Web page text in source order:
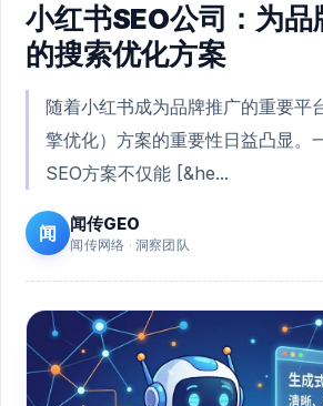
小红书SEO公司：为品
的搜索优化方案
随着小红书成为品牌推广的重要平
擎优化）方案的重要性日益凸显。
SEO方案不仅能 [&he...
闻 闻传GEO
闻传网络 · 洞察团队